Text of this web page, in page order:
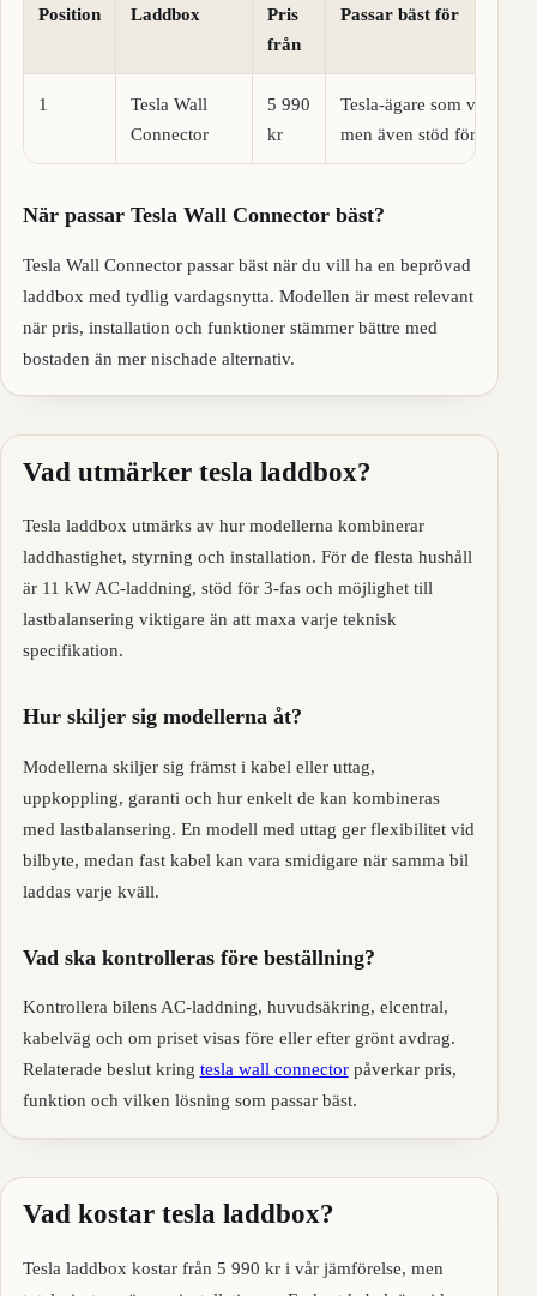
Position Laddbox
Pris
från
Passar bäst för
1
Tesla Wall
Connector
5 990
kr
Tesla-ägare som vill ha
men även stöd för typ 2.
När passar Tesla Wall Connector bäst?
Tesla Wall Connector passar bäst när du vill ha en beprövad
laddbox med tydlig vardagsnytta. Modellen är mest relevant
när pris, installation och funktioner stämmer bättre med
bostaden än mer nischade alternativ.
Vad utmärker tesla laddbox?
Tesla laddbox utmärks av hur modellerna kombinerar
laddhastighet, styrning och installation. För de flesta hushåll
är 11 kW AC-laddning, stöd för 3-fas och möjlighet till
lastbalansering viktigare än att maxa varje teknisk
specifikation.
Hur skiljer sig modellerna åt?
Modellerna skiljer sig främst i kabel eller uttag,
uppkoppling, garanti och hur enkelt de kan kombineras
med lastbalansering. En modell med uttag ger flexibilitet vid
bilbyte, medan fast kabel kan vara smidigare när samma bil
laddas varje kväll.
Vad ska kontrolleras före beställning?
Kontrollera bilens AC-laddning, huvudsäkring, elcentral,
kabelväg och om priset visas före eller efter grönt avdrag.
Relaterade beslut kring tesla wall connectorpåverkar pris,
funktion och vilken lösning som passar bäst.
Vad kostar tesla laddbox?
Tesla laddbox kostar från 5 990 kr i vår jämförelse, men